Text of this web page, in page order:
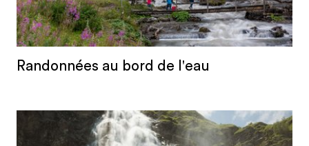
Randonnées au bord de l'eau